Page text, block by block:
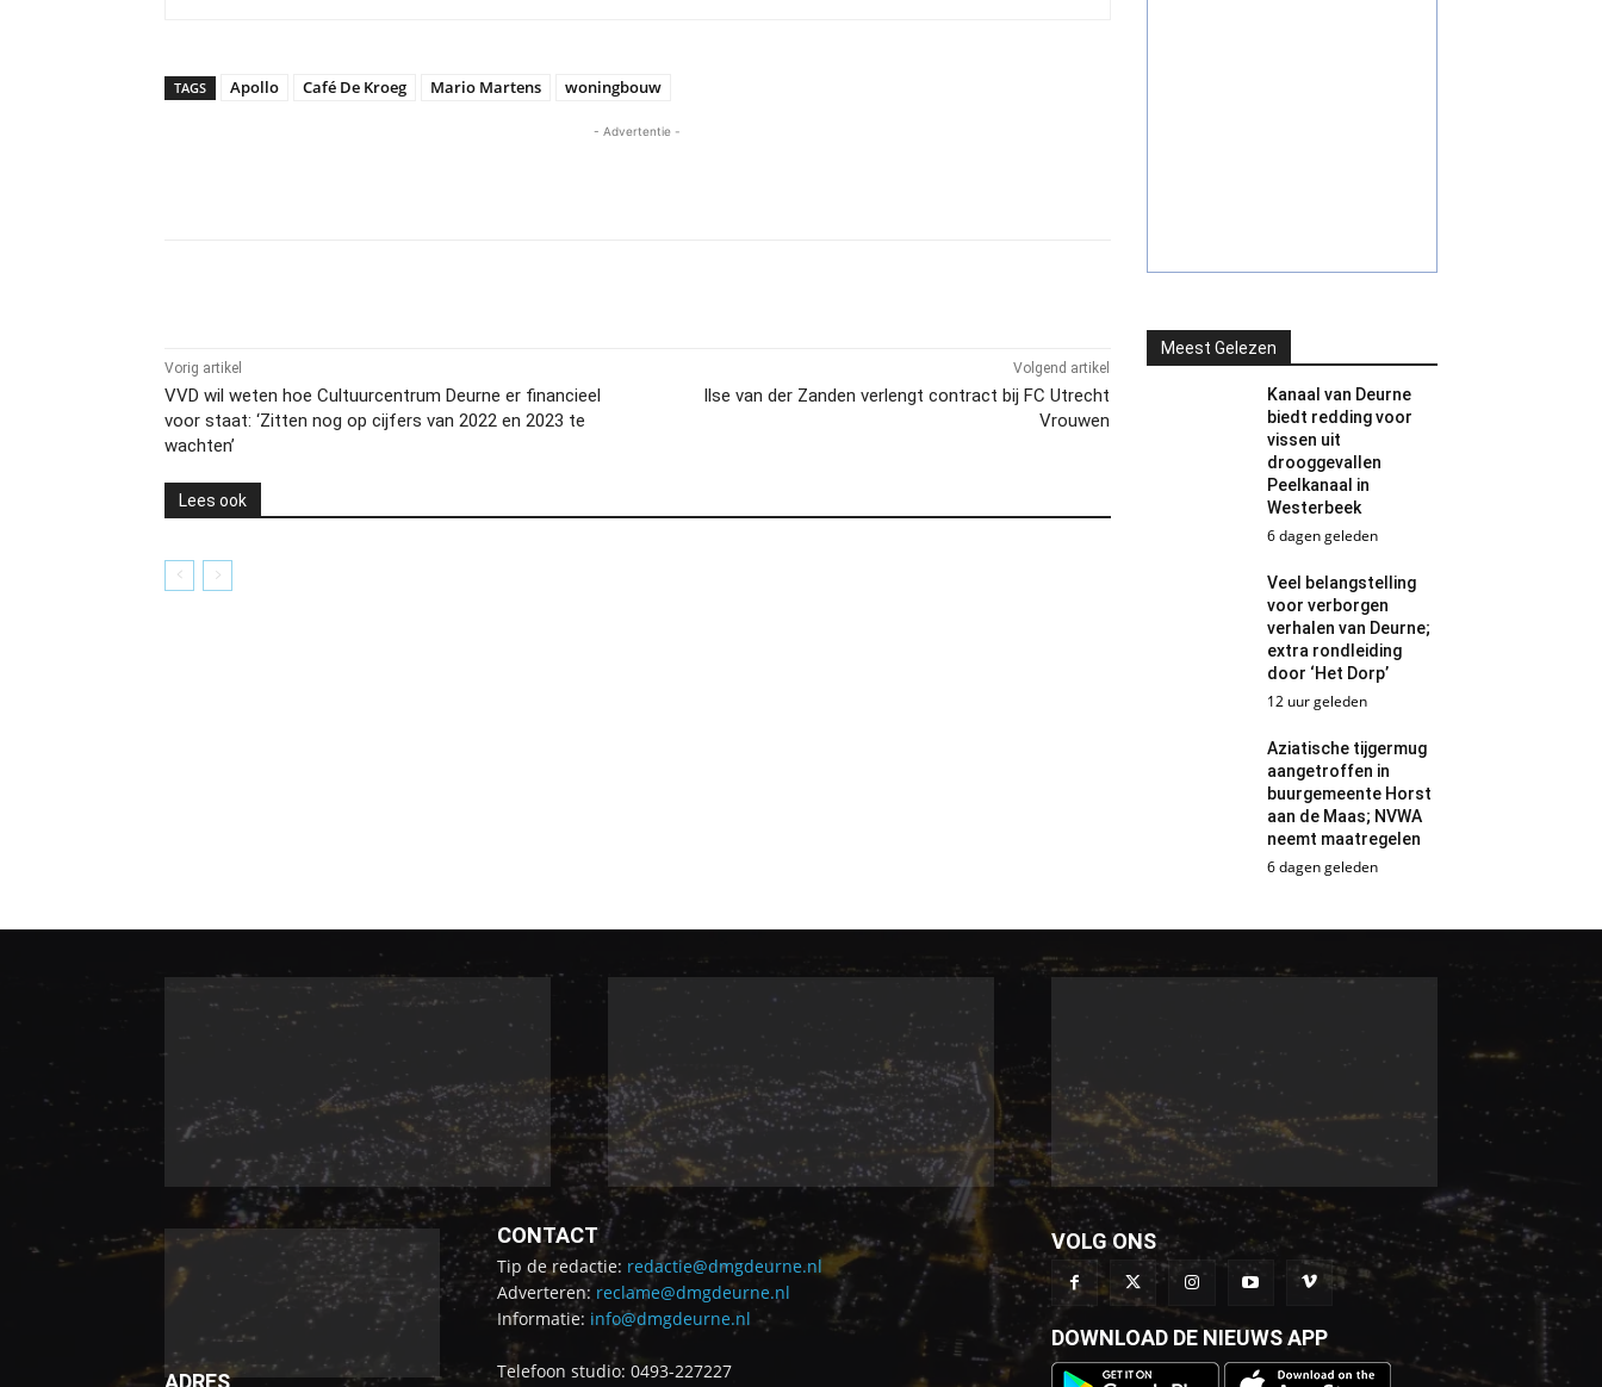
TAGS Apollo Café De Kroeg Mario Martens woningbouw
- Advertentie -
Vorig artikel
VVD wil weten hoe Cultuurcentrum Deurne er financieel
voor staat: ‘Zitten nog op cijfers van 2022 en 2023 te
wachten’
Volgend artikel
Ilse van der Zanden verlengt contract bij FC Utrecht
Vrouwen
Lees ook
Meest Gelezen
Kanaal van Deurne
biedt redding voor
vissen uit
drooggevallen
Peelkanaal in
Westerbeek
6 dagen geleden
Veel belangstelling
voor verborgen
verhalen van Deurne;
extra rondleiding
door ‘Het Dorp’
12 uur geleden
Aziatische tijgermug
aangetroffen in
buurgemeente Horst
aan de Maas; NVWA
neemt maatregelen
6 dagen geleden
CONTACT
Tip de redactie: redactie@dmgdeurne.nl
Adverteren: reclame@dmgdeurne.nl
Informatie: info@dmgdeurne.nl
Telefoon studio: 0493-227227
VOLG ONS
DOWNLOAD DE NIEUWS APP